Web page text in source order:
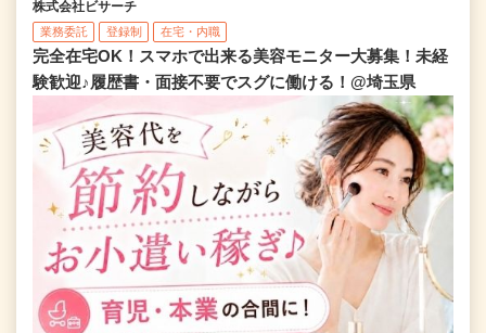
株式会社ビサーチ
業務委託 登録制 在宅・内職
完全在宅OK！スマホで出来る美容モニター大募集！未経
験歓迎♪履歴書・面接不要でスグに働ける！@埼玉県